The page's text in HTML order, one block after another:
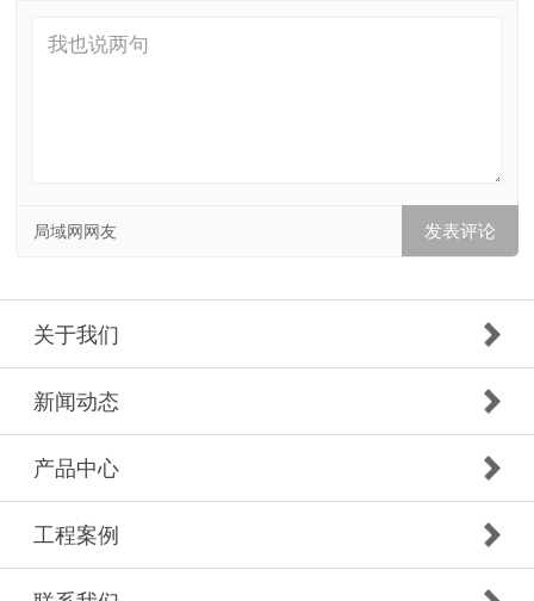
局域网网友
关于我们
新闻动态
产品中心
工程案例